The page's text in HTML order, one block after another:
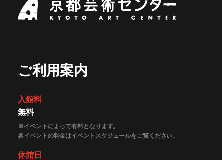
ご利用案内
入館料
無料
※イベントによって有料となります。
各イベントの料金はイベントスケジュールをご覧ください。
休館日